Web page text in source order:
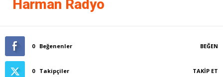
Harman Radyo
0 Beğenenler BEĞEN
0 Takipçiler TAKIP ET